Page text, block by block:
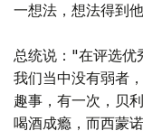
一想法，想法得到他
总统说："在评选优
我们当中没有弱者
趣事，有一次，贝
喝酒成瘾，而西蒙